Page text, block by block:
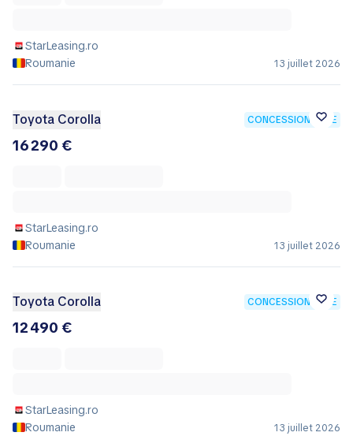
StarLeasing.ro
Roumanie
13 juillet 2026
Toyota Corolla CONCESSIONNAIRE
16 290 €
StarLeasing.ro
Roumanie
13 juillet 2026
Toyota Corolla CONCESSIONNAIRE
12 490 €
StarLeasing.ro
Roumanie
13 juillet 2026